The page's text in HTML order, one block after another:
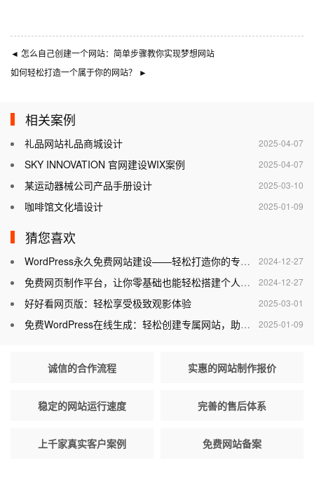
◄ 怎么自己创建一个网站：简单步骤教你实现梦想网站
如何轻松打造一个属于你的网站？
►
相关案例
2025-04-07
礼品网站礼品商城设计
2025-04-07
SKY INNOVATION 官网建设WIX案例
2025-03-10
某运动器械公司产品手册设计
2025-01-09
咖啡馆文化墙设计
猜您喜欢
2024-12-27
WordPress永久免费网站建设——轻松打造你的专属网站
2024-12-27
免费网页制作平台，让你零基础也能轻松搭建个人网站
2025-03-01
好好看网页版：轻松享受极致观影体验
2025-01-09
免费WordPress在线生成：轻松创建专属网站，助力个人与企业腾飞
诚信的合作流程 实惠的网站制作报价
稳定的网站运行速度 完善的售后体系
上千家真实客户案例 免费网站备案